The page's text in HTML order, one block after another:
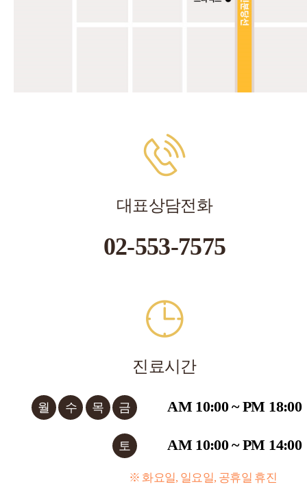
대표상담전화
02-553-7575
진료시간
월 수 목 금 AM 10:00 ~ PM 18:00
토 AM 10:00 ~ PM 14:00
※ 화요일, 일요일, 공휴일 휴진